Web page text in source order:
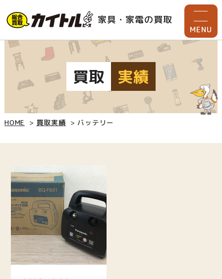
家具・家電の買取
MENU
買取 実績
HOME 買取実績 バッテリー